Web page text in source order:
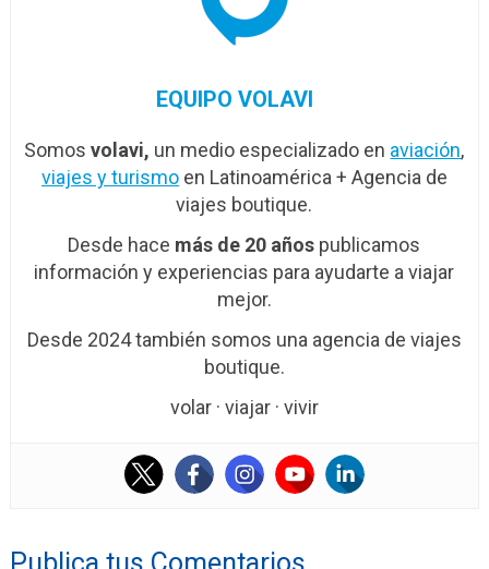
EQUIPO VOLAVI
Somosvolavi, un medio especializado en aviación,
viajes y turismoen Latinoamérica + Agencia de
viajes boutique.
Desde hace más de 20 años publicamos
información y experiencias para ayudarte a viajar
mejor.
Desde 2024 también somos una agencia de viajes
boutique.
volar · viajar · vivir
Publica tus Comentarios